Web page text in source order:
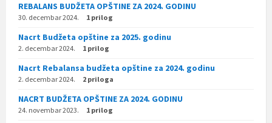
REBALANS BUDŽETA OPŠTINE ZA 2024. GODINU
30. decembar 2024. 1 prilog
Nacrt Budžeta opštine za 2025. godinu
2. decembar 2024. 1 prilog
Nacrt Rebalansa budžeta opštine za 2024. godinu
2. decembar 2024. 2 priloga
NACRT BUDŽETA OPŠTINE ZA 2024. GODINU
24. novembar 2023. 1 prilog